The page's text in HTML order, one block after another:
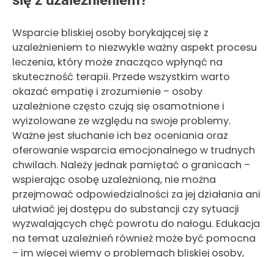
Wsparcie bliskiej osoby borykającej się z
uzależnieniem to niezwykle ważny aspekt procesu
leczenia, który może znacząco wpłynąć na
skuteczność terapii. Przede wszystkim warto
okazać empatię i zrozumienie – osoby
uzależnione często czują się osamotnione i
wyizolowane ze względu na swoje problemy.
Ważne jest słuchanie ich bez oceniania oraz
oferowanie wsparcia emocjonalnego w trudnych
chwilach. Należy jednak pamiętać o granicach –
wspierając osobę uzależnioną, nie można
przejmować odpowiedzialności za jej działania ani
ułatwiać jej dostępu do substancji czy sytuacji
wyzwalających chęć powrotu do nałogu. Edukacja
na temat uzależnień również może być pomocna
– im więcej wiemy o problemach bliskiej osoby,